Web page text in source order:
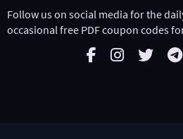
Follow us on social media for the
occasional free PDF coupon codes